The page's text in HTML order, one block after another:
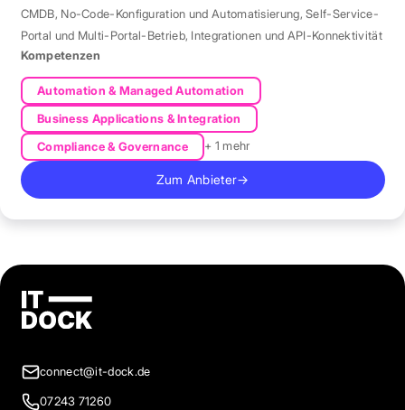
CMDB, No-Code-Konfiguration und Automatisierung,Self-Service-
Portal und Multi-Portal-Betrieb, Integrationen und API-Konnektivität
Kompetenzen
Automation & Managed Automation
Business Applications & Integration
Compliance & Governance
+ 1 mehr
Zum Anbieter→
connect@it-dock.de
07243 71260